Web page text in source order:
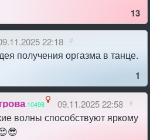
13
22:18 #
получения оргазма в танце.
1
10498 09.11.2025 22:58 #
волны способствуют яркому